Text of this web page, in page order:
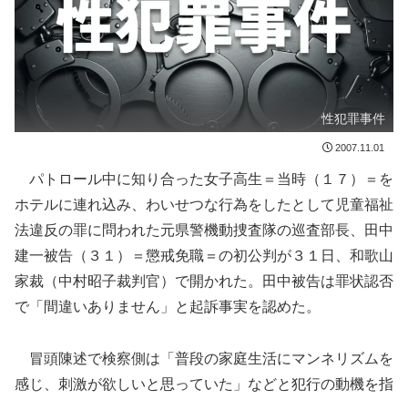
性犯罪事件
2007.11.01
パトロール中に知り合った女子高生＝当時（１７）＝を
ホテルに連れ込み、わいせつな行為をしたとして児童福祉
法違反の罪に問われた元県警機動捜査隊の巡査部長、田中
建一被告（３１）＝懲戒免職＝の初公判が３１日、和歌山
家裁（中村昭子裁判官）で開かれた。田中被告は罪状認否
で「間違いありません」と起訴事実を認めた。
冒頭陳述で検察側は「普段の家庭生活にマンネリズムを
感じ、刺激が欲しいと思っていた」などと犯行の動機を指